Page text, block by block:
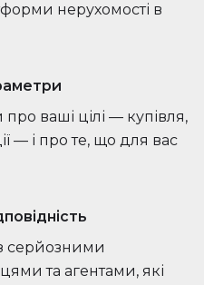
нерухомості в
ваші цілі — купівля,
— і про те, що для вас
серйозними
та агентами, які